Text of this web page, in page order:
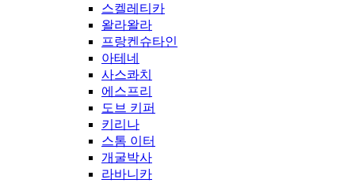
스켈레티카
왈라왈라
프랑켄슈타인
아테네
사스콰치
에스프리
도브 키퍼
키리나
스톰 이터
개굴박사
라바니카